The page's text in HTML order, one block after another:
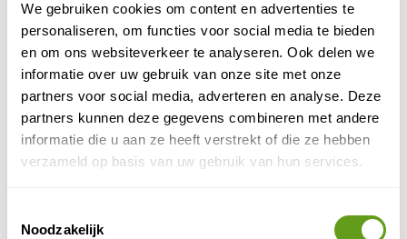
We gebruiken cookies om content en advertenties te
personaliseren, om functies voor social media te bieden
en om ons websiteverkeer te analyseren. Ook delen we
informatie over uw gebruik van onze site met onze
partners voor social media, adverteren en analyse. Deze
partners kunnen deze gegevens combineren met andere
informatie die u aan ze heeft verstrekt of die ze hebben
verzameld op basis van uw gebruik van hun services.
Noodzakelijk
BEKIJK
Vistacamp - Campings Gardameer
Individuele reis
Heerlijke vakantie met het hele gezin.
Met zwembad voor waterpret.
Aan het mooie Gardameer.
STAP Reizen - Wandelvakantie Lombardije